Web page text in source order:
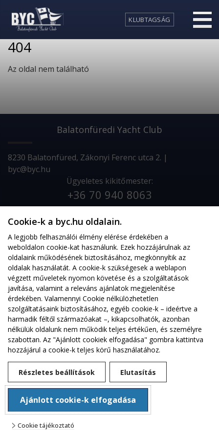
KLUBTAGSÁG
404
Az oldal nem található
Balatonfüredi Yacht Club
8230 Balatonfüred, Zákonyi Ferenc utca 2. |
byc@byc.hu
Ügyeletes kikitőmester:
+36 70 940 8063
Alapszabály
Cookie beállítások
Cookie-k a byc.hu oldalain.
A legjobb felhasználói élmény elérése érdekében a
weboldalon cookie-kat használunk. Ezek hozzájárulnak az
oldalaink működésének biztosításához, megkönnyítik az
oldalak használatát. A cookie-k szükségesek a weblapon
végzett műveletek nyomon követése és a szolgáltatások
javítása, valamint a releváns ajánlatok megjelenítése
érdekében. Valamennyi Cookie nélkülözhetetlen
szolgáltatásaink biztosításához, egyéb cookie-k – ideértve a
harmadik féltől származóakat –, kikapcsolhatók, azonban
nélkülük oldalunk nem működik teljes értékűen, és személyre
szabottan. Az "Ajánlott cookiek elfogadása" gombra kattintva
hozzájárul a cookie-k teljes körű használatához.
Részletes beállítások Elutasítás
Ajánlott cookie-k elfogadása
Cookie tájékoztató